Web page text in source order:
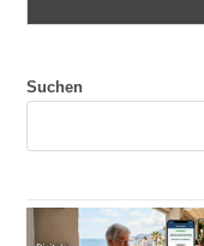
Suchen